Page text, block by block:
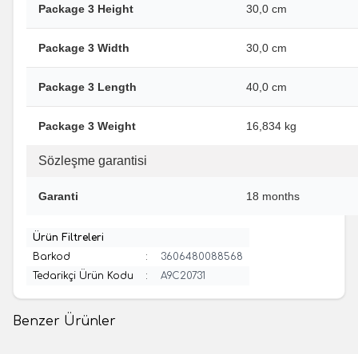
Package 3 Height 30,0 cm
Package 3 Width 30,0 cm
Package 3 Length 40,0 cm
Package 3 Weight 16,834 kg
Sözleşme garantisi
Garanti 18 months
Ürün Filtreleri
Barkod
:
3606480088568
Tedarikçi Ürün Kodu
: A9C20731
Benzer Ürünler